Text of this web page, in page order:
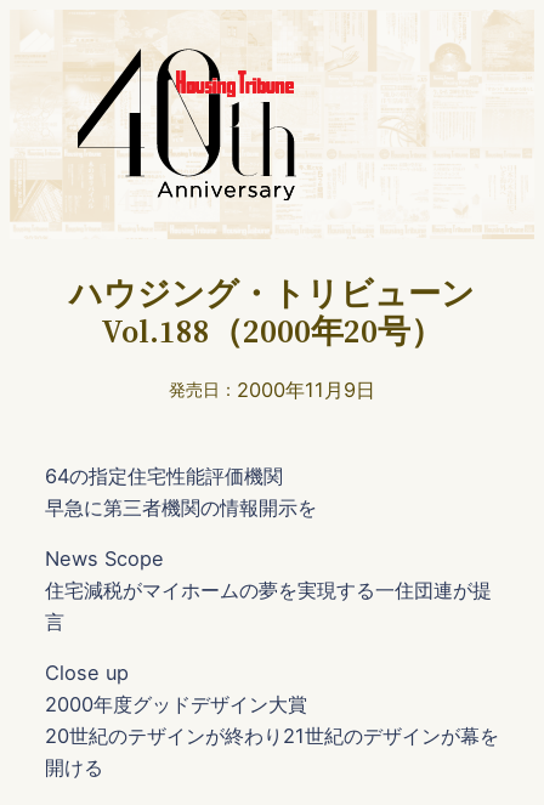
ハウジング・トリビューン
Vol.188（2000年20号）
発売日： 2000年11月9日
64の指定住宅性能評価機関
早急に第三者機関の情報開示を
News Scope
住宅減税がマイホームの夢を実現する一住団連が提
言
Close up
2000年度グッドデザイン大賞
20世紀のテザインが終わり21世紀のデザインが幕を
開ける